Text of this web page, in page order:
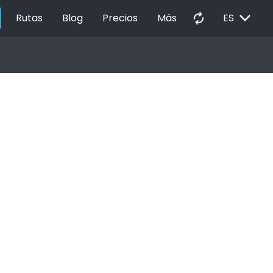
Rutas Blog Precios Más autorenew ES EXPAND_MORE